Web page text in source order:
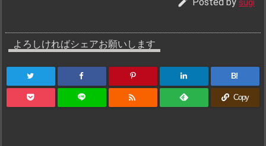
Posted by sugi
よろしければシェアお願いします
B!
 Copy